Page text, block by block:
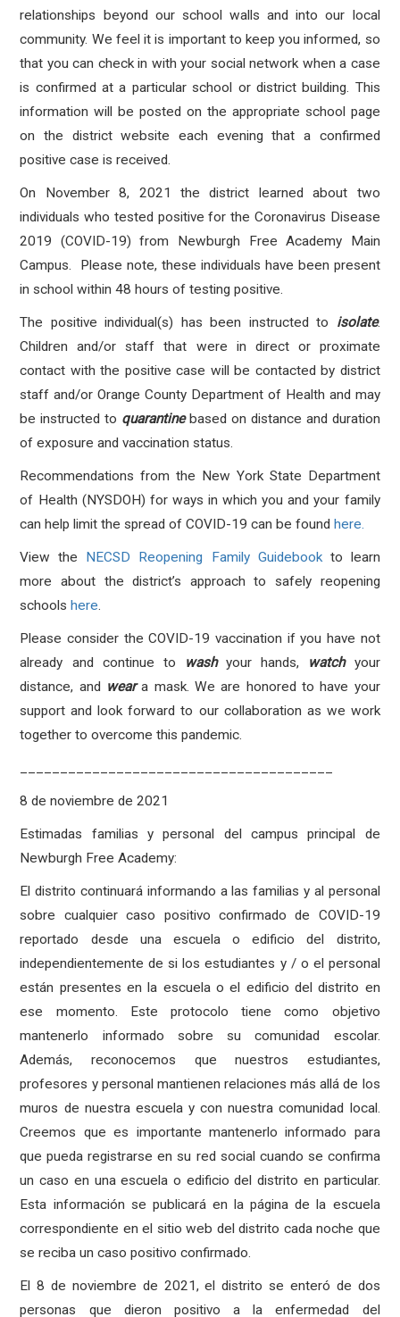
relationships beyond our school walls and into our local
community. We feel it is important to keep you informed, so
that you can check in with your social network when a case
is confirmed at a particular school or district building. This
information will be posted on the appropriate school page
on the district website each evening that a confirmed
positive case is received.
On November 8, 2021 the district learned about two
individuals who tested positive for the Coronavirus Disease
2019 (COVID-19) from Newburgh Free Academy Main
Campus. Please note, these individuals have been present
in school within 48 hours of testing positive.
The positive individual(s) has been instructed to isolate.
Children and/or staff that were in direct or proximate
contact with the positive case will be contacted by district
staff and/or Orange County Department of Health and may
be instructed to quarantinebased on distance and duration
of exposure and vaccination status.
Recommendations from the New York State Department
of Health (NYSDOH) for ways in which you and your family
can help limit the spread of COVID-19 can be foundhere.
View the NECSD Reopening Family Guidebookto learn
more about the district’s approach to safely reopening
schoolshere.
Please consider the COVID-19 vaccination if you have not
already and continue to
washyour hands, watchyour
distance, and weara mask. We are honored to have your
support and look forward to our collaboration as we work
together to overcome this pandemic.
8 de noviembre de 2021
Estimadas familias y personal del campus principal de
Newburgh Free Academy:
El distrito continuará informando a las familias y al personal
sobre cualquier caso positivo confirmado de COVID-19
reportado desde una escuela o edificio del distrito,
independientemente de si los estudiantes y / o el personal
están presentes en la escuela o el edificio del distrito en
ese momento. Este protocolo tiene como objetivo
mantenerlo informado sobre su comunidad escolar.
Además, reconocemos que nuestros estudiantes,
profesores y personal mantienen relaciones más allá de los
muros de nuestra escuela y con nuestra comunidad local.
Creemos que es importante mantenerlo informado para
que pueda registrarse en su red social cuando se confirma
un caso en una escuela o edificio del distrito en particular.
Esta información se publicará en la página de la escuela
correspondiente en el sitio web del distrito cada noche que
se reciba un caso positivo confirmado.
El 8 de noviembre de 2021, el distrito se enteró de dos
personas que dieron positivo a la enfermedad del